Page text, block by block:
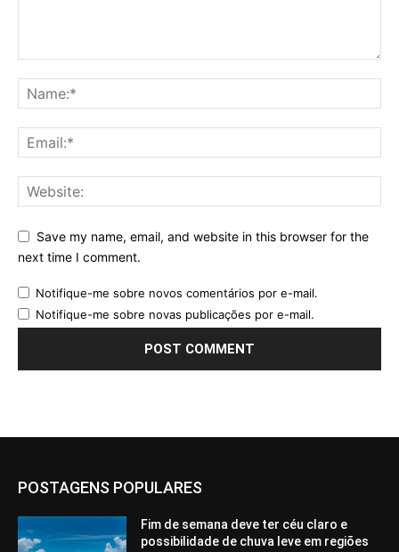
Save my name, email, and website in this browser for the
next time I comment.
Notifique-me sobre novos comentários por e-mail.
Notifique-me sobre novas publicações por e-mail.
POSTAGENS POPULARES
Fim de semana deve ter céu claro e
possibilidade de chuva leve em regiões